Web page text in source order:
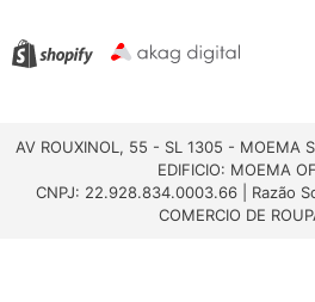
AV ROUXINOL, 55 - SL 1305 - MOEMA
EDIFICIO: MOEMA
CNPJ: 22.928.834.0003.66 | Razão
COMERCIO DE